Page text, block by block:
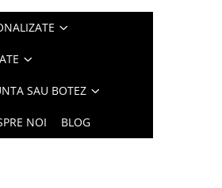
SAU BOTEZ
NOI BLOG